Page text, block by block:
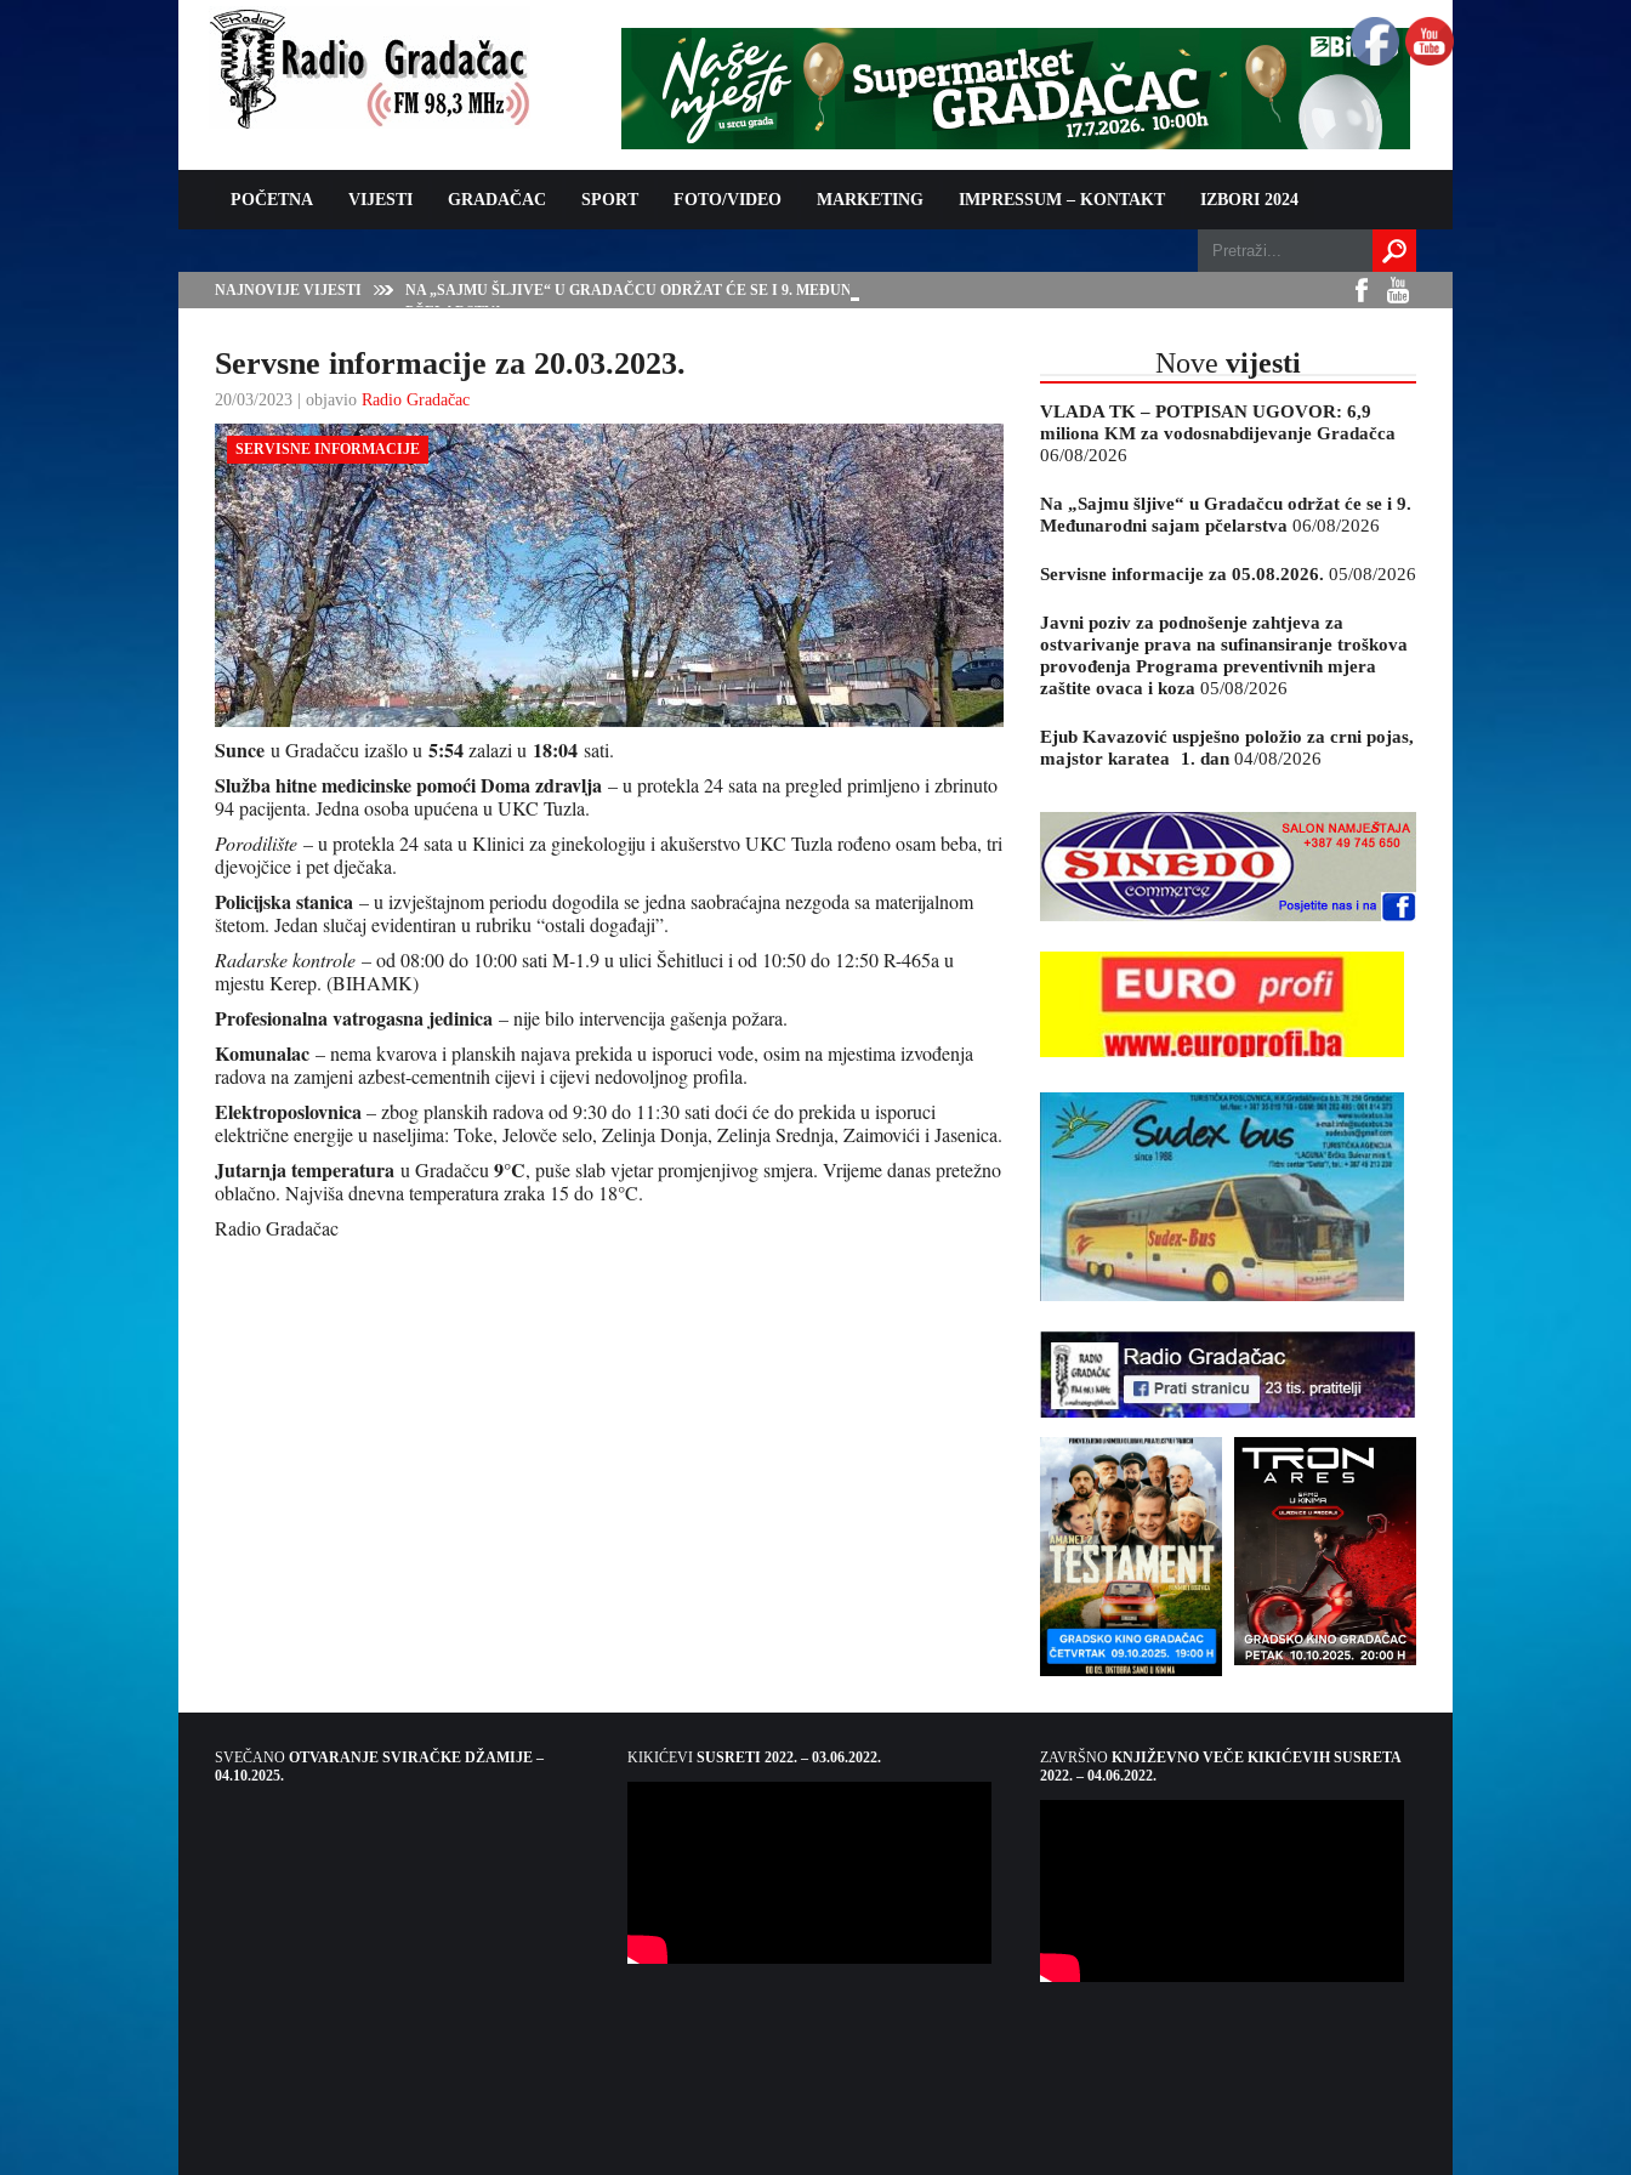
POČETNA VIJESTI GRADAČAC SPORT FOTO/VIDEO MARKETING IMPRESSUM – KONTAKT IZBORI 2024
NAJNOVIJE VIJESTI
NA „SAJMU ŠLJIVE“ U GRADAČCU ODRŽAT ĆE SE I 9. MEĐUNARODNI SAJAM
PČELARSTVA
Servsne informacije za 20.03.2023.
20/03/2023 | objavio Radio Gradačac
SERVISNE INFORMACIJE
Sunce u Gradačcu izašlo u 5:54zalazi u 18:04 sati.
Služba hitne medicinske pomoći Doma zdravlja – u protekla 24 sata na pregled primljeno i zbrinuto
94 pacijenta. Jedna osoba upućena u UKC Tuzla.
Porodilište – u protekla 24 sata u Klinici za ginekologiju i akušerstvo UKC Tuzla rođeno osam beba, tri
djevojčice i pet dječaka.
Policijska stanica – u izvještajnom periodu dogodila se jedna saobraćajna nezgoda sa materijalnom
štetom. Jedan slučaj evidentiran u rubriku “ostali događaji”.
Radarske kontrole – od 08:00 do 10:00 sati M-1.9 u ulici Šehitluci i od 10:50 do 12:50 R-465a u
mjestu Kerep. (BIHAMK)
Profesionalna vatrogasna jedinica – nije bilo intervencija gašenja požara.
Komunalac – nema kvarova i planskih najava prekida u isporuci vode, osim na mjestima izvođenja
radova na zamjeni azbest-cementnih cijevi i cijevi nedovoljnog profila.
Elektroposlovnica– zbog planskih radova od 9:30 do 11:30 sati doći će do prekida u isporuci
električne energije u naseljima: Toke, Jelovče selo, Zelinja Donja, Zelinja Srednja, Zaimovići i Jasenica.
Jutarnja temperatura u Gradačcu 9°C, puše slab vjetar promjenjivog smjera. Vrijeme danas pretežno
oblačno. Najviša dnevna temperatura zraka 15 do 18°C.
Radio Gradačac
Nove vijesti
VLADA TK – POTPISAN UGOVOR: 6,9
miliona KM za vodosnabdijevanje Gradačca
06/08/2026
Na „Sajmu šljive“ u Gradačcu održat će se i 9.
Međunarodni sajam pčelarstva 06/08/2026
Servisne informacije za 05.08.2026. 05/08/2026
Javni poziv za podnošenje zahtjeva za
ostvarivanje prava na sufinansiranje troškova
provođenja Programa preventivnih mjera
zaštite ovaca i koza 05/08/2026
Ejub Kavazović uspješno položio za crni pojas,
majstor karatea 1. dan 04/08/2026
SVEČANO OTVARANJE SVIRAČKE DŽAMIJE –
04.10.2025.
KIKIĆEVI SUSRETI 2022. – 03.06.2022. ZAVRŠNO KNJIŽEVNO VEČE KIKIĆEVIH SUSRETA
2022. – 04.06.2022.